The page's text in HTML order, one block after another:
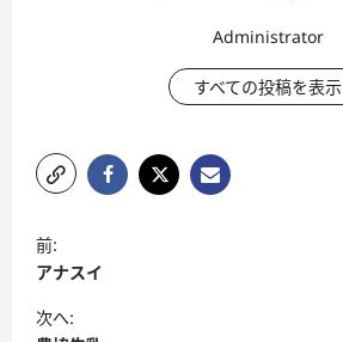
Administrator
すべての投稿を表示
投
稿
ナ
前:
アナスイ
次へ: